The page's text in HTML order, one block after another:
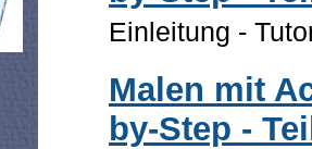
Einleitung -
Malen mit
by-Step -